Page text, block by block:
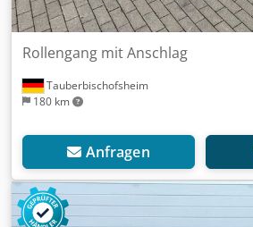
Tauberbischofsheim
180 km
Rollengang mit Anschlag
Anfragen